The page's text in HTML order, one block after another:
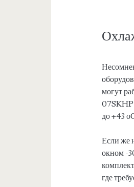
могут
до +43
Если же
окном -
где